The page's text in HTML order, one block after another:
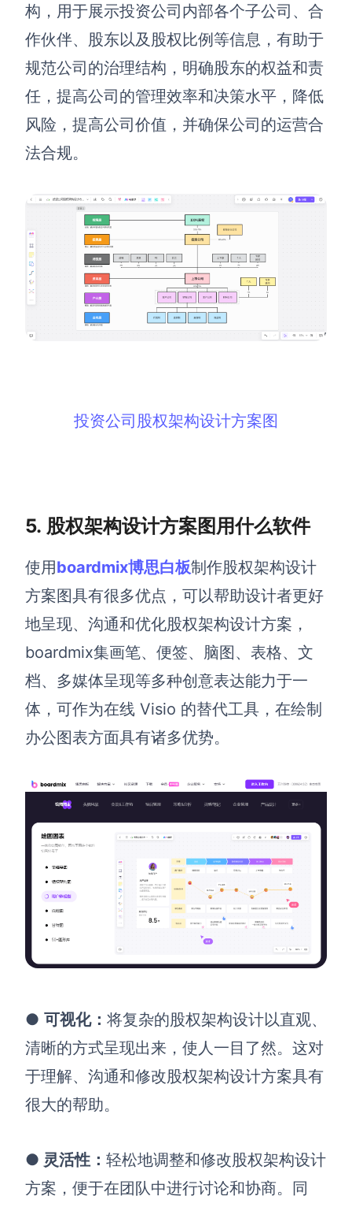
构，用于展示投资公司内部各个子公司、合
作伙伴、股东以及股权比例等信息，有助于
规范公司的治理结构，明确股东的权益和责
任，提高公司的管理效率和决策水平，降低
风险，提高公司价值，并确保公司的运营合
法合规。
投资公司股权架构设计方案图
5. 股权架构设计方案图用什么软件
使用boardmix博思白板制作股权架构设计
方案图具有很多优点，可以帮助设计者更好
地呈现、沟通和优化股权架构设计方案，
boardmix集画笔、便签、脑图、表格、文
档、多媒体呈现等多种创意表达能力于一
体，可作为在线 Visio 的替代工具， 在绘制
办公图表方面具有诸多优势。
● 可视化： 将复杂的股权架构设计以直观、
清晰的方式呈现出来，使人一目了然。这对
于理解、沟通和修改股权架构设计方案具有
很大的帮助。
● 灵活性 ： 轻松地调整和修改股权架构设计
方案，便于在团队中进行讨论和协商。同